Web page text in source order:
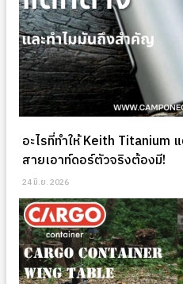
อะไรที่ทำให้ Keith Titanium
สายเอาท์ดอร์ตัวจริงต้องมี!
24 มิ.ย. 2026